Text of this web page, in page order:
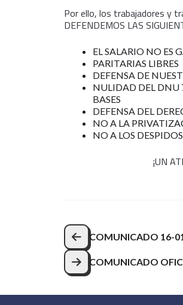
Por ello, los trabajadores y
DEFENDEMOS LAS
EL SALARIO NO ES
PARITARIAS LIBRES
DEFENSA DE
NULIDAD DEL DNU
BASES
DEFENSA DEL
NO A LA
NO A LOS
¡UN
Navegación
de
entradas
COMUNICADO 16-
COMUNICADO